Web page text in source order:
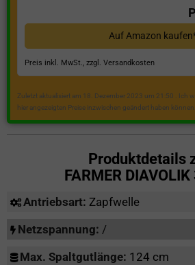
Auf Amazon
Preis inkl. MwSt., zzgl. Versandkosten
Zuletzt aktualisiert am 18. Dezember 2023 um 21:50 . Ich
hier angezeigten Preise inzwischen geändert haben
Produktdetails
FARMER
Antriebsart: Zapfwelle
Netzspannung: /
Max. Spaltgutlänge: 124 cm